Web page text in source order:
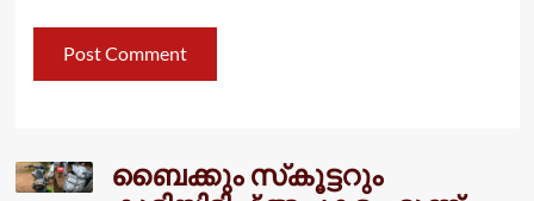
ബൈക്കും സ്‌കൂട്ടറും